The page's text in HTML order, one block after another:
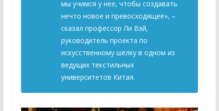
мы учимся у нее, чтобы создавать
нечто новое и превосходящее», –
сказал профессор Ли Вэй,
руководитель проекта по
искусственному шелку в одном из
ведущих текстильных
университетов Китая.